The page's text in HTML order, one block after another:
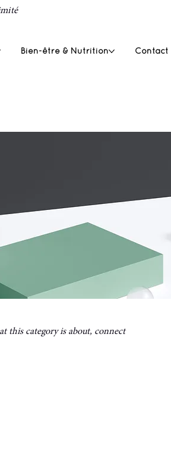
Bien-être & Nutrition Contact
this category is about, connect